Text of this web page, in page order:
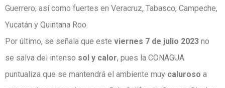
Guerrero; así como fuertes en Veracruz, Tabasco, Campeche,
Yucatán y Quintana Roo.
Por último, se señala que este viernes 7 de julio 2023 no
se salva del intenso sol y calor, pues la CONAGUA
puntualiza que se mantendrá el ambiente muy caluroso a